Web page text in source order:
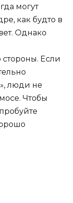
могут
как будто в
Однако
Если
люди не
Чтобы